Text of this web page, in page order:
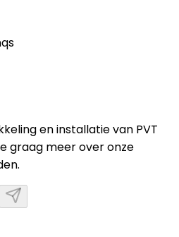
en installatie van PVT
graag meer over onze